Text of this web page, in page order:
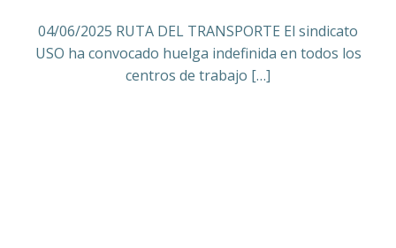
04/06/2025 RUTA DEL TRANSPORTE El sindicato
USO ha convocado huelga indefinida en todos los
centros de trabajo […]